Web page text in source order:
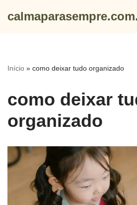
Início » como deixar tudo organizado
como deixar
organizado